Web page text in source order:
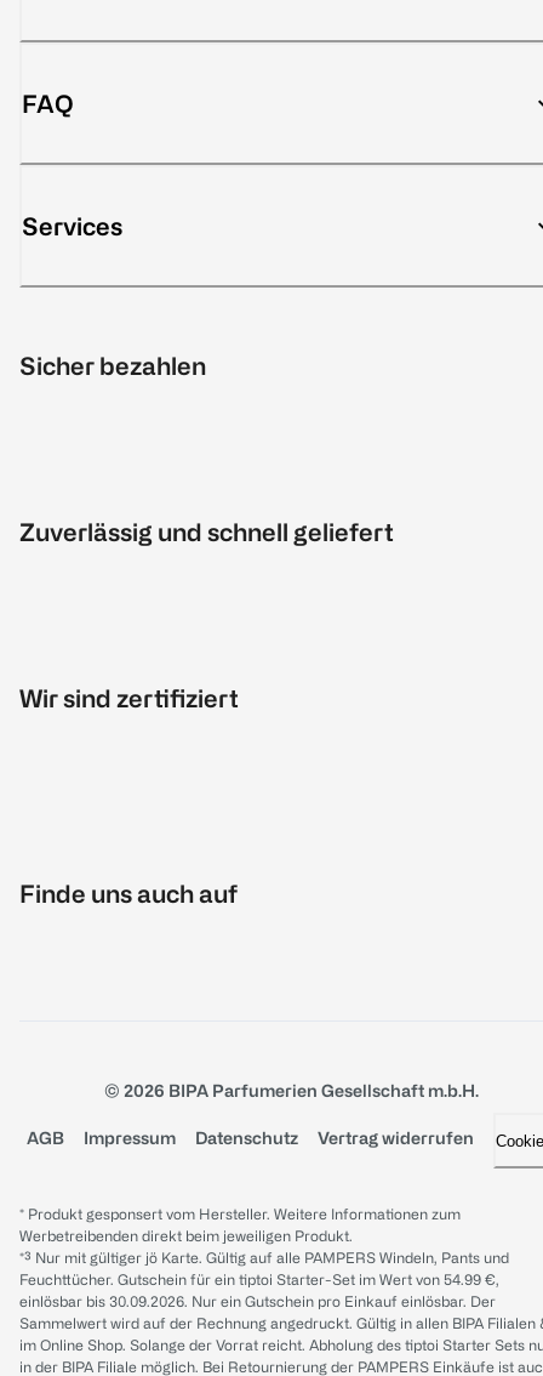
FAQ
Services
Sicher bezahlen
Zuverlässig und schnell geliefert
Wir sind zertifiziert
Finde uns auch auf
© 2026 BIPA Parfumerien Gesellschaft m.b.H.
AGB Impressum Datenschutz Vertrag widerrufen
* Produkt gesponsert vom Hersteller. Weitere Informationen zum
Werbetreibenden direkt beim jeweiligen Produkt.
*³ Nur mit gültiger jö Karte. Gültig auf alle PAMPERS Windeln, Pants und
Feuchttücher. Gutschein für ein tiptoi Starter-Set im Wert von 54.99 €,
einlösbar bis 30.09.2026. Nur ein Gutschein pro Einkauf einlösbar. Der
Sammelwert wird auf der Rechnung angedruckt. Gültig in allen BIPA Filialen
im Online Shop. Solange der Vorrat reicht. Abholung des tiptoi Starter Sets
in der BIPA Filiale möglich. Bei Retournierung der PAMPERS Einkäufe ist